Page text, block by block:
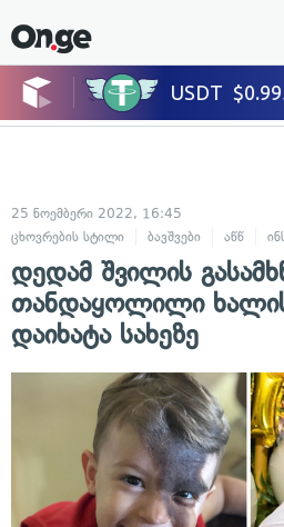
25 ნოემბერი 2022, 16:45
ცხოვრების სტილი
ბავშვები აწწ
დედამ შვილის
თანდაყოლილი ხალის
დაიხატა სახეზე